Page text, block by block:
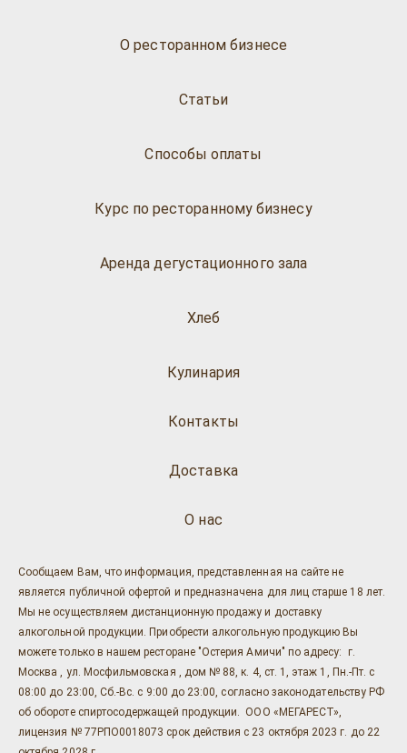
О ресторанном бизнесе
Статьи
Способы оплаты
Курс по ресторанному бизнесу
Аренда дегустационного зала
Хлеб
Кулинария
О нас
Доставка
Контакты
Сообщаем Вам, что информация, представленная на сайте не
является публичной офертой и предназначена для лиц старше 18 лет.
Мы не осуществляем дистанционную продажу и доставку
алкогольной продукции. Приобрести алкогольную продукцию Вы
можете только в нашем ресторане "Остерия Амичи" по адресу: г.
Москва , ул. Мосфильмовская , дом № 88, к. 4, ст. 1, этаж 1, Пн.-Пт. с
08:00 до 23:00, Сб.-Вс. с 9:00 до 23:00, согласно законодательству РФ
об обороте спиртосодержащей продукции. ООО «МЕГАРЕСТ»,
лицензия № 77РПО0018073 срок действия с 23 октября 2023 г. до 22